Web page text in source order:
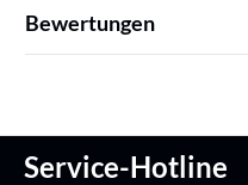
Bewertungen
Service-Hotline